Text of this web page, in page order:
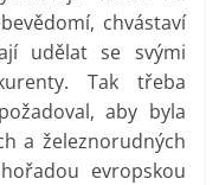
chvástaví
udělat se svými
Tak třeba
aby byla
a železnorudných
evropskou